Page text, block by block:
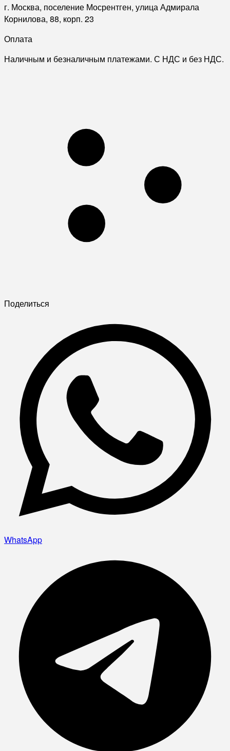
г. Москва, поселение Мосрентген, улица Адмирала
Корнилова, 88, корп. 23
Оплата
Наличным и безналичным платежами. С НДС и без НДС.
Поделиться
WhatsApp